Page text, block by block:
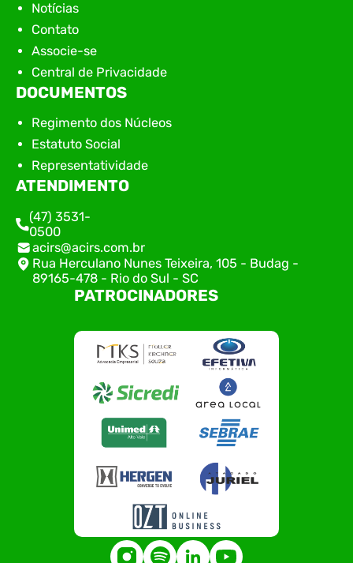
Notícias
Contato
Associe-se
Central de Privacidade
DOCUMENTOS
Regimento dos Núcleos
Estatuto Social
Representatividade
ATENDIMENTO
(47) 3531-
0500
acirs@acirs.com.br
Rua Herculano Nunes Teixeira, 105 - Budag -
89165-478 - Rio do Sul - SC
PATROCINADORES